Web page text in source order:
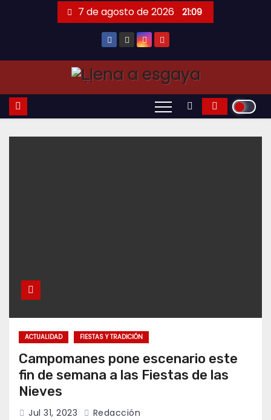
7 de agosto de 2026 21:09
ACTUALIDAD FIESTAS Y TRADICIÓN
Campomanes pone escenario este
fin de semana a las Fiestas de las
Nieves
Jul 31, 2023 Redacción